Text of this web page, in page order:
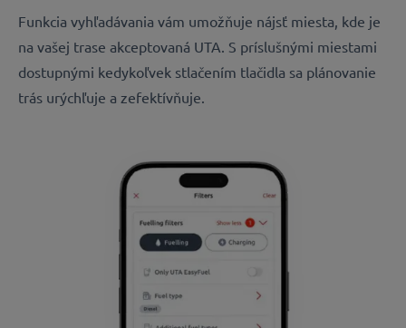
Funkcia vyhľadávania vám umožňuje nájsť miesta, kde je
na vašej trase akceptovaná UTA. S príslušnými miestami
dostupnými kedykoľvek stlačením tlačidla sa plánovanie
trás urýchľuje a zefektívňuje.